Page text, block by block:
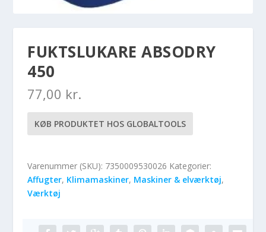
FUKTSLUKARE ABSODRY
450
77,00 kr.
KØB PRODUKTET HOS GLOBALTOOLS
Varenummer (SKU): 7350009530026 Kategorier:
Affugter, Klimamaskiner, Maskiner & elværktøj,
Værktøj